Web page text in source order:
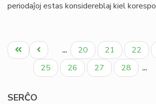
periodaĵoj estas konsidereblaj kiel korespo
Pagination
Unua
paĝo
Antaŭa
paĝo
… Paĝo
20 Paĝo
21 Paĝo
22
Paĝo
25 Paĝo
26 Paĝo
27 Paĝo
28 …
SERĈO